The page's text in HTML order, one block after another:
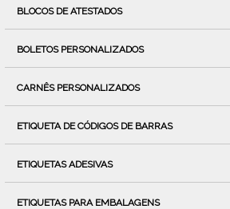
BLOCOS DE ATESTADOS
BOLETOS PERSONALIZADOS
CARNÊS PERSONALIZADOS
ETIQUETA DE CÓDIGOS DE BARRAS
ETIQUETAS ADESIVAS
ETIQUETAS PARA EMBALAGENS